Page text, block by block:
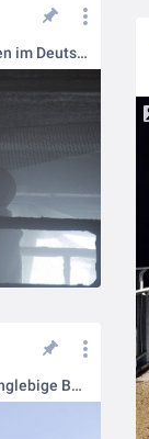
Verstärkung historischer Decken im Deutschen Optischen Museum Jena
Carbonbeton für leichte und langlebige Balkone!